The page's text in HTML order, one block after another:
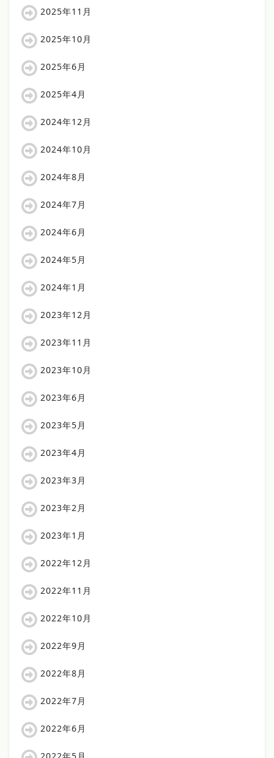
2025年11月
2025年10月
2025年6月
2025年4月
2024年12月
2024年10月
2024年8月
2024年7月
2024年6月
2024年5月
2024年1月
2023年12月
2023年11月
2023年10月
2023年6月
2023年5月
2023年4月
2023年3月
2023年2月
2023年1月
2022年12月
2022年11月
2022年10月
2022年9月
2022年8月
2022年7月
2022年6月